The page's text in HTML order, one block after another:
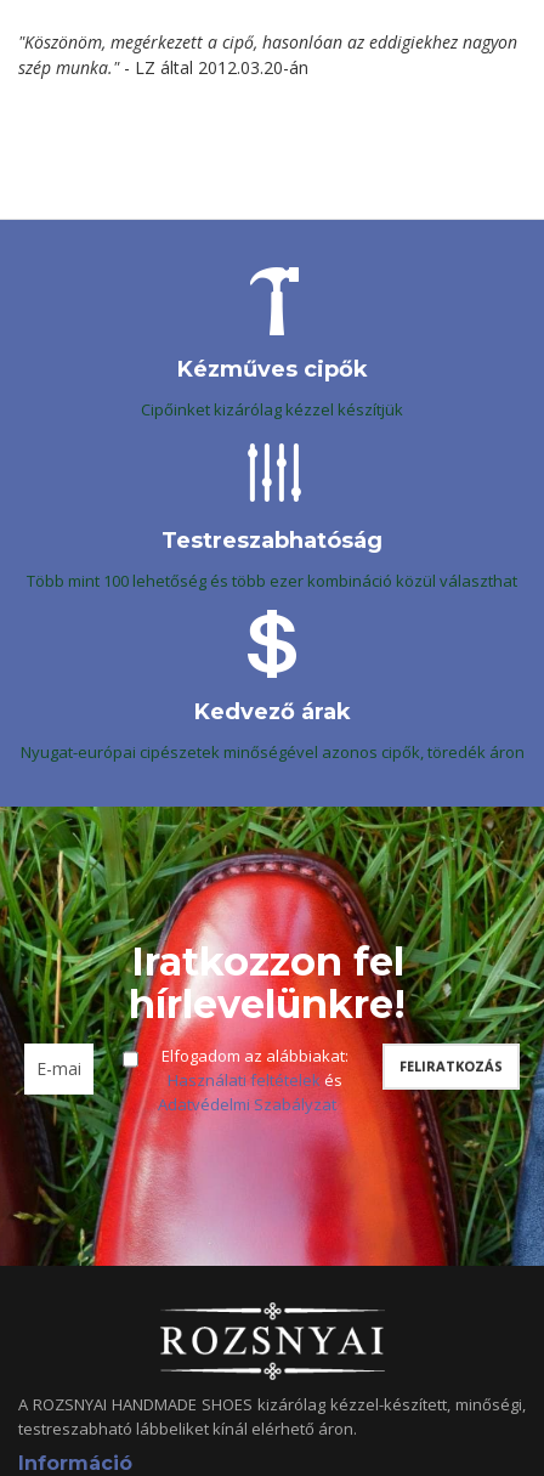
"Köszönöm, megérkezett a cipő, hasonlóan az eddigiekhez nagyon
szép munka."- LZ által 2012.03.20-án
Kézműves cipők
Cipőinket kizárólag kézzel készítjük
Testreszabhatóság
Több mint 100 lehetőség és több ezer kombináció közül választhat
Kedvező árak
Nyugat-európai cipészetek minőségével azonos cipők, töredék áron
Iratkozzon fel
hírlevelünkre!
Elfogadom az alábbiakat:
Használati feltételek és
Adatvédelmi Szabályzat
A ROZSNYAI HANDMADE SHOES kizárólag kézzel-készített, minőségi,
testreszabható lábbeliket kínál elérhető áron.
Információ